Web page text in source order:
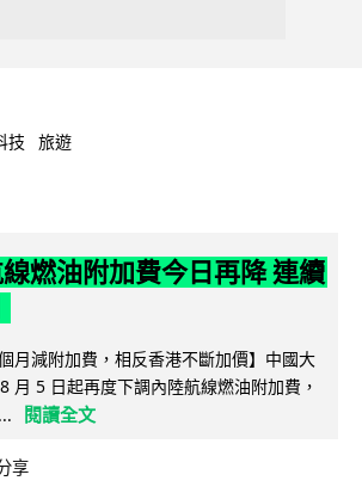
技 旅遊
燃油附加費今日再降 連續
月減附加費，相反香港不斷加價】中國大
月 5 日起再度下調內陸航線燃油附加費，
閱讀全文
享